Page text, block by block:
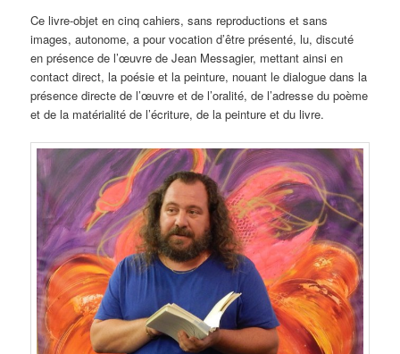
Ce livre-objet en cinq cahiers, sans reproductions et sans
images, autonome, a pour vocation d’être présenté, lu, discuté
en présence de l’œuvre de Jean Messagier, mettant ainsi en
contact direct, la poésie et la peinture, nouant le dialogue dans la
présence directe de l’œuvre et de l’oralité, de l’adresse du poème
et de la matérialité de l’écriture, de la peinture et du livre.